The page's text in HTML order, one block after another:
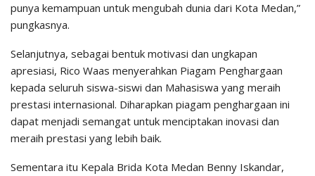
punya kemampuan untuk mengubah dunia dari Kota Medan,”
pungkasnya.
Selanjutnya, sebagai bentuk motivasi dan ungkapan
apresiasi, Rico Waas menyerahkan Piagam Penghargaan
kepada seluruh siswa-siswi dan Mahasiswa yang meraih
prestasi internasional. Diharapkan piagam penghargaan ini
dapat menjadi semangat untuk menciptakan inovasi dan
meraih prestasi yang lebih baik.
Sementara itu Kepala Brida Kota Medan Benny Iskandar,